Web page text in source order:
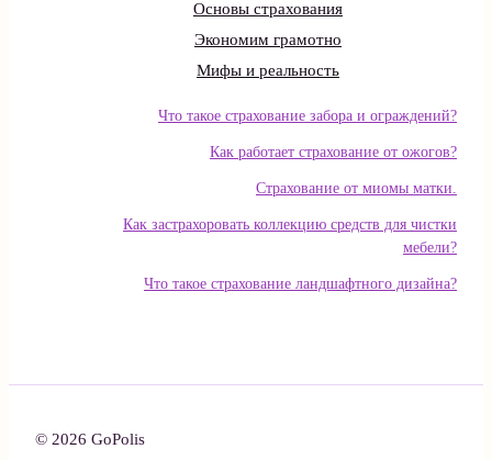
Основы страхования
Экономим грамотно
Мифы и реальность
Что такое страхование забора и ограждений?
Как работает страхование от ожогов?
Страхование от миомы матки.
Как застрахоровать коллекцию средств для чистки
мебели?
Что такое страхование ландшафтного дизайна?
© 2026 GoPolis